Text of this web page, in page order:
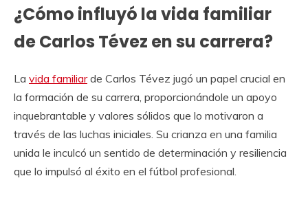
¿Cómo influyó la vida familiar
de Carlos Tévez en su carrera?
La vida familiarde Carlos Tévez jugó un papel crucial en
la formación de su carrera, proporcionándole un apoyo
inquebrantable y valores sólidos que lo motivaron a
través de las luchas iniciales. Su crianza en una familia
unida le inculcó un sentido de determinación y resiliencia
que lo impulsó al éxito en el fútbol profesional.